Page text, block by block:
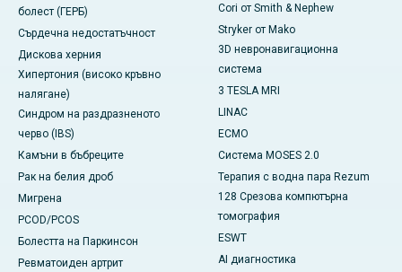
болест (ГЕРБ)
Сърдечна недостатъчност
Дискова херния
Хипертония (високо кръвно
налягане)
Синдром на раздразненото
черво (IBS)
Камъни в бъбреците
Рак на белия дроб
Мигрена
PCOD/PCOS
Болестта на Паркинсон
Ревматоиден артрит
Cori от Smith & Nephew
Stryker от Mako
3D невронавигационна
система
3 TESLA MRI
LINAC
ECMO
Система MOSES 2.0
Терапия с водна пара Rezum
128 Срезова компютърна
томография
ESWT
AI диагностика